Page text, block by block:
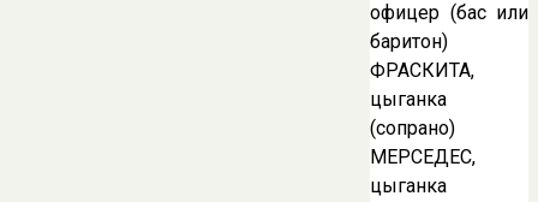
офицер (бас или
баритон)
ФРАСКИТА,
цыганка
(сопрано)
МЕРСЕДЕС,
цыганка